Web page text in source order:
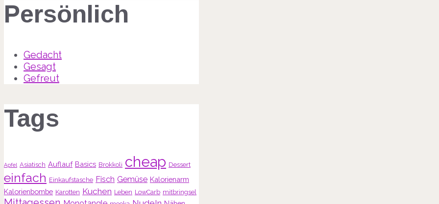
Persönlich
Gedacht
Gesagt
Gefreut
Tags
Apfel Asiatisch Auflauf Basics Brokkoli cheap Dessert
einfach Einkaufstasche Fisch Gemüse Kalorienarm
Kalorienbombe Karotten Kuchen Leben LowCarb mitbringsel